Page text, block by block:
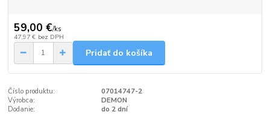
59,00 €/ks
47,97 € bez DPH
Pridať do košíka
Číslo produktu:
07014747-2
Výrobca:
DEMON
Dodanie:
do 2 dní